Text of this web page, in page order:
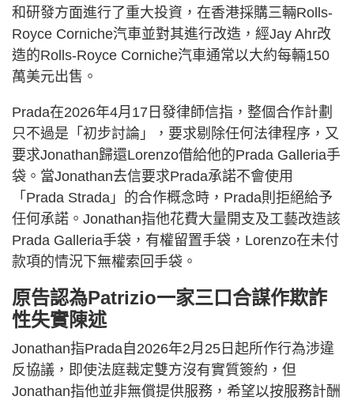
和研發方面進行了重大投資，在香港採購三輛Rolls-
Royce Corniche汽車並對其進行改造，經Jay Ahr改
造的Rolls-Royce Corniche汽車通常以大約每輛150
萬美元出售。
Prada在2026年4月17日發律師信指，整個合作計劃
只不過是「初步討論」，要求剔除任何法律程序，又
要求Jonathan歸還Lorenzo借給他的Prada Galleria手
袋。當Jonathan去信要求Prada承諾不會使用
「Prada Strada」的合作概念時，Prada則拒絕給予
任何承諾。Jonathan指他花費大量開支及工藝改造該
Prada Galleria手袋，有權留置手袋，Lorenzo在未付
款項的情況下無權索回手袋。
原告認為Patrizio一家三口合謀作欺詐
性失實陳述
Jonathan指Prada自2026年2月25日起所作行為涉違
反協議，即使法庭裁定雙方沒有實質簽約，但
Jonathan指他並非無償提供服務，希望以按服務計酬